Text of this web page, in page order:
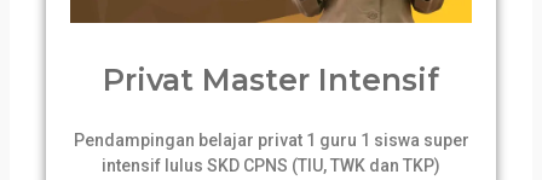
Privat Master Intensif
Pendampingan belajar privat 1 guru 1 siswa super
intensif lulus SKD CPNS (TIU, TWK dan TKP)